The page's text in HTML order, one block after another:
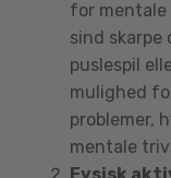
for
sind skarpe
puslespil
mulighed
problemer,
mentale
Fysisk